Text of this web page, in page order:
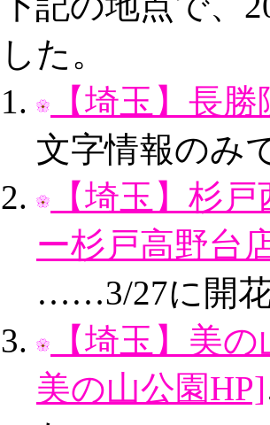
した。
【埼玉】長
文字情報のみ
【埼玉】杉
ー杉戸高野台
……3/27に開
【埼玉】美
美の山公園HP]